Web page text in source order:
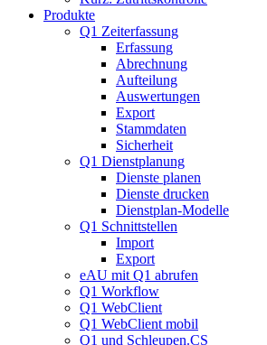
Produkte
Q1 Zeiterfassung
Erfassung
Abrechnung
Aufteilung
Auswertungen
Export
Stammdaten
Sicherheit
Q1 Dienstplanung
Dienste planen
Dienste drucken
Dienstplan-Modelle
Q1 Schnittstellen
Import
Export
eAU mit Q1 abrufen
Q1 Workflow
Q1 WebClient
Q1 WebClient mobil
Q1 und Schleupen.CS